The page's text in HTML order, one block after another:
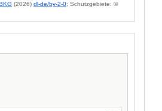
(2026) dl-de/by-2-0; Schutzgebiete: ©